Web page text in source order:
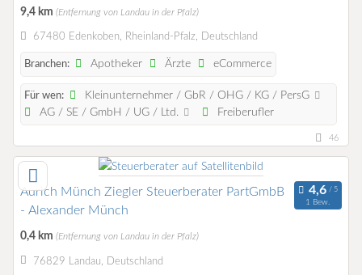
9,4 km (Entfernung von Landau in der Pfalz)
67480 Edenkoben, Rheinland-Pfalz, Deutschland
Branchen: Apotheker Ärzte eCommerce
Für wen:
Kleinunternehmer / GbR / OHG / KG / PersG
AG / SE / GmbH / UG / Ltd.
Freiberufler
46
Aurich Münch Ziegler Steuerberater PartGmbB
- Alexander Münch
1 Bew.
0,4 km (Entfernung von Landau in der Pfalz)
76829 Landau, Deutschland